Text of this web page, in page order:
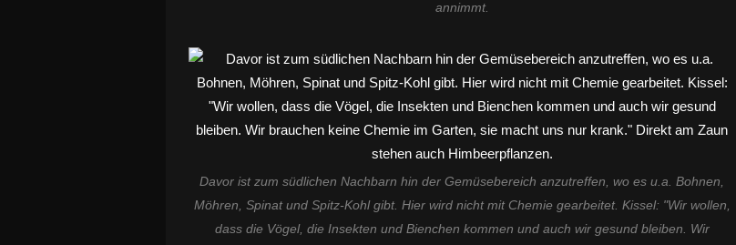
annimmt.
Davor ist zum südlichen Nachbarn hin der Gemüsebereich anzutreffen, wo es u.a. Bohnen,
Möhren, Spinat und Spitz-Kohl gibt. Hier wird nicht mit Chemie gearbeitet. Kissel: "Wir wollen,
dass die Vögel, die Insekten und Bienchen kommen und auch wir gesund bleiben. Wir